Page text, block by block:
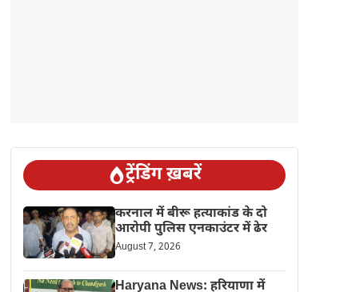
ट्रेंडिंग ख़बरें
करनाल में बीरू हत्याकांड के दो
आरोपी पुलिस एनकाउंटर में ढेर
August 7, 2026
Haryana News: हरियाणा में